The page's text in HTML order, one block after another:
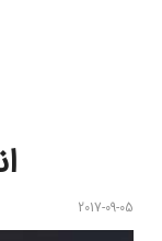
2017-09-05